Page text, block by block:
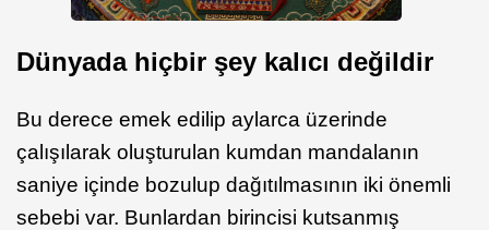
Dünyada hiçbir şey kalıcı değildir
Bu derece emek edilip aylarca üzerinde
çalışılarak oluşturulan kumdan mandalanın
saniye içinde bozulup dağıtılmasının iki önemli
sebebi var. Bunlardan birincisi kutsanmış